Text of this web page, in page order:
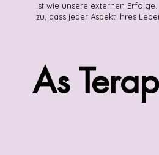
ist wie unsere externen
zu, dass jeder Aspekt Ihres
As